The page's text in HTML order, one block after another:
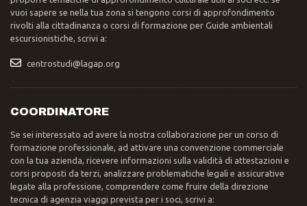
vuoi sapere se nella tua zona si tengono corsi di approfondimento
rivolti alla cittadinanza o corsi di formazione per Guide ambientali
escursionistiche, scrivi a:
centrostudi@lagap.org
COORDINATORE
Se sei interessato ad avere la nostra collaborazione per un corso di
formazione professionale, ad attivare una convenzione commerciale
con la tua azienda, ricevere informazioni sulla validità di attestazioni e
corsi proposti da terzi, analizzare problematiche legali e assicurative
legate alla professione, comprendere come fruire della direzione
tecnica di agenzia viaggi prevista per i soci, scrivi a: